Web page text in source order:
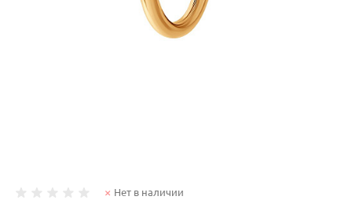
Нет в наличии